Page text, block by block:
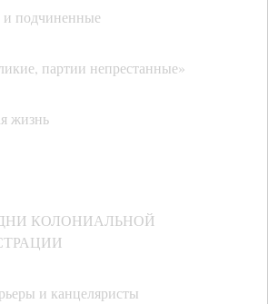
подчиненные
партии непрестанные»
жизнь
КОЛОНИАЛЬНОЙ
и канцеляристы